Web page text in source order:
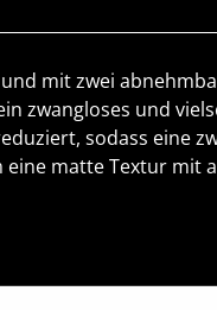
mit zwei
zwangloses und
sodass eine
matte Textur mit